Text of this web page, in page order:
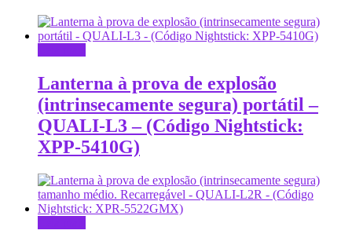
Lanterna à prova de explosão
(intrinsecamente segura) portátil –
QUALI-L3 – (Código Nightstick:
XPP-5410G)